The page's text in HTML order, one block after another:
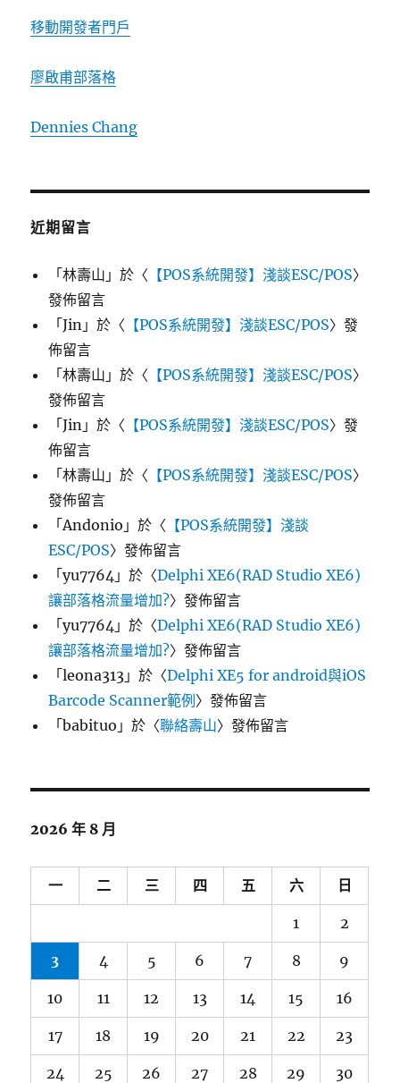
移動開發者門戶
廖啟甫部落格
Dennies Chang
近期留言
「林壽山 」於〈 【POS系統開發】淺談ESC/POS〉
發佈留言
「Jin 」於〈 【POS系統開發】淺談ESC/POS〉發
佈留言
「林壽山 」於〈 【POS系統開發】淺談ESC/POS〉
發佈留言
「Jin 」於〈 【POS系統開發】淺談ESC/POS〉發
佈留言
「林壽山 」於〈 【POS系統開發】淺談ESC/POS〉
發佈留言
「Andonio 」於〈 【POS系統開發】淺談
ESC/POS〉發佈留言
「yu7764 」於〈Delphi XE6(RAD Studio XE6)
讓部落格流量增加?〉發佈留言
「yu7764 」於〈Delphi XE6(RAD Studio XE6)
讓部落格流量增加?〉發佈留言
「leona313 」於〈Delphi XE5 for android與iOS
Barcode Scanner範例 〉發佈留言
「babituo 」於〈聯絡壽山〉發佈留言
2026 年 8 月
一 二 三 四 五 六 日
1 2
3 4 5 6 7 8 9
10 11 12 13 14 15 16
17 18 19 20 21 22 23
24 25 26 27 28 29 30